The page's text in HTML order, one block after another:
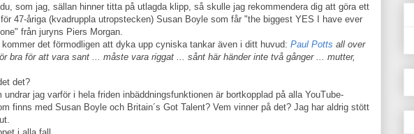
som jag, sällan hinner titta på utlagda klipp, så skulle jag rekommendera dig att göra ett
47-åriga (kvadruppla utropstecken) Susan Boyle som får "the biggest YES I have ever
från juryns Piers Morgan.
det förmodligen att dyka upp cyniska tankar även i ditt huvud: Paul Potts all over
bra för att vara sant ... måste vara riggat ... sånt här händer inte två gånger ... mutter,
det?
undrar jag varför i hela friden inbäddningsfunktionen är bortkopplad på alla YouTube-
finns med Susan Boyle och Britain´s Got Talent? Vem vinner på det? Jag har aldrig stött